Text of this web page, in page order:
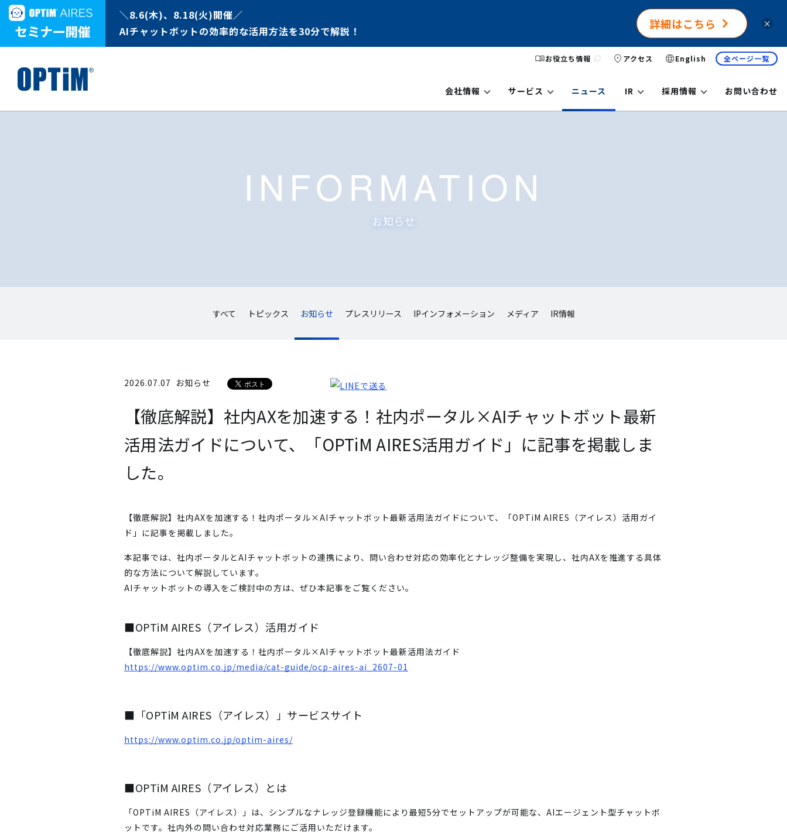
＼8.6(木)、8.18(火)開催／
AIチャットボットの効率的な活用方法を30分で解説！
詳細はこちら ×
お役立ち情報 アクセス English 全ページ一覧
会社情報 サービス ニュース IR 採用情報 お問い合わせ
INFORMATION
お知らせ
すべて トピックス お知らせ プレスリリース IPインフォメーション メディア IR情報
2026.07.07 お知らせ
【徹底解説】社内AXを加速する！社内ポータル×AIチャットボット最新
活用法ガイドについて、「OPTiM AIRES活用ガイド」に記事を掲載しま
した。
【徹底解説】社内AXを加速する！社内ポータル×AIチャットボット最新活用法ガイドについて、「OPTiM AIRES（アイレス）活用ガイ
ド」に記事を掲載しました。
本記事では、社内ポータルとAIチャットボットの連携により、問い合わせ対応の効率化とナレッジ整備を実現し、社内AXを推進する具体
的な方法について解説しています。
AIチャットボットの導入をご検討中の方は、ぜひ本記事をご覧ください。
■OPTiM AIRES（アイレス）活用ガイド
【徹底解説】社内AXを加速する！社内ポータル×AIチャットボット最新活用法ガイド
https://www.optim.co.jp/media/cat-guide/ocp-aires-ai_2607-01
■「OPTiM AIRES（アイレス）」サービスサイト
https://www.optim.co.jp/optim-aires/
■OPTiM AIRES（アイレス）とは
「OPTiM AIRES（アイレス）」は、シンプルなナレッジ登録機能により最短5分でセットアップが可能な、AIエージェント型チャットボ
ットです。社内外の問い合わせ対応業務にご活用いただけます。